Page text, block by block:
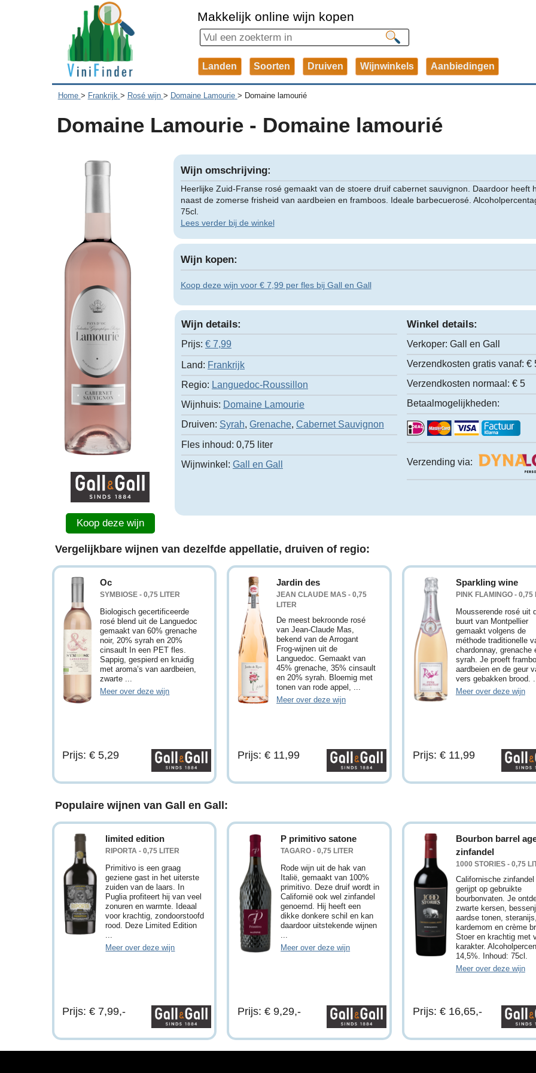
Makkelijk online wijn kopen
Landen Soorten Druiven Wijnwinkels Aanbiedingen
Home > Frankrijk > Rosé wijn > Domaine Lamourie > Domaine lamourié
Domaine Lamourie - Domaine lamourié
Koop deze wijn
Wijn omschrijving:
Heerlijke Zuid-Franse rosé gemaakt van de stoere druif cabernet sauvignon. Daardoor heeft
naast de zomerse frisheid van aardbeien en framboos. Ideale barbecuerosé.
75cl.
Lees verder bij de winkel
Wijn kopen:
Koop deze wijn voor € 7,99 per fles bij Gall en Gall
Wijn details:
Prijs: € 7,99
Land: Frankrijk
Regio: Languedoc-Roussillon
Wijnhuis: Domaine Lamourie
Druiven: Syrah, Grenache, Cabernet Sauvignon
Fles inhoud: 0,75 liter
Wijnwinkel: Gall en Gall
Winkel details:
Verkoper: Gall en Gall
Verzendkosten gratis vanaf: €
Verzendkosten normaal: € 5
Betaalmogelijkheden:
Verzending via:
Vergelijkbare wijnen van dezelfde appellatie, druiven of regio:
Oc
SYMBIOSE - 0,75 LITER
Biologisch gecertificeerde
rosé blend uit de Languedoc
gemaakt van 60% grenache
noir, 20% syrah en 20%
cinsault In een PET fles.
Sappig, gespierd en kruidig
met aroma’s van aardbeien,
zwarte ...
Meer over deze wijn
Prijs: € 5,29
Jardin des
JEAN CLAUDE MAS - 0,75
LITER
De meest bekroonde rosé
van Jean-Claude Mas,
bekend van de Arrogant
Frog-wijnen uit de
Languedoc. Gemaakt van
45% grenache, 35% cinsault
en 20% syrah. Bloemig met
tonen van rode appel, ...
Meer over deze wijn
Prijs: € 11,99
Sparkling wine
PINK FLAMINGO - 0,75
Mousserende rosé uit
buurt van Montpellier
gemaakt volgens de
méthode traditionelle
chardonnay, grenache
syrah. Je proeft
aardbeien en de geur
vers gebakken brood.
Meer over deze wijn
Prijs: € 11,99
Populaire wijnen van Gall en Gall:
limited edition
RIPORTA - 0,75 LITER
Primitivo is een graag
geziene gast in het uiterste
zuiden van de laars. In
Puglia profiteert hij van veel
zonuren en warmte. Ideaal
voor krachtig, zondoorstoofd
rood. Deze Limited Edition
Meer over deze wijn
Prijs: € 7,99,-
P primitivo satone
TAGARO - 0,75 LITER
Rode wijn uit de hak van
Italië, gemaakt van 100%
primitivo. Deze druif wordt in
Californië ook wel zinfandel
genoemd. Hij heeft een
dikke donkere schil en kan
daardoor uitstekende wijnen
Meer over deze wijn
Prijs: € 9,29,-
Bourbon barrel
zinfandel
1000 STORIES - 0,75
Californische zinfandel
gerijpt op gebruikte
bourbonvaten. Je
zwarte kersen,
aardse tonen,
kardemom en crème
Stoer en krachtig met
karakter.
14,5%. Inhoud: 75cl.
Meer over deze wijn
Prijs: € 16,65,-